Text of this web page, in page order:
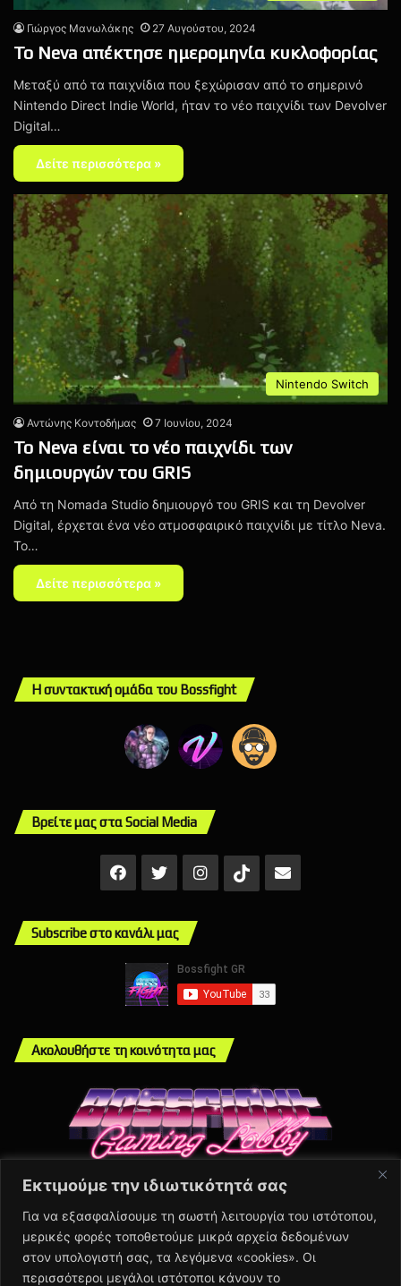
Εκτιμούμε την ιδιωτικότητά σας
Για να εξασφαλίσουμε τη σωστή λειτουργία του ιστότοπου,
μερικές φορές τοποθετούμε μικρά αρχεία δεδομένων
στον υπολογιστή σας, τα λεγόμενα «cookies». Οι
περισσότεροι μεγάλοι ιστότοποι κάνουν το
Γιώργος Μανωλάκης 27 Αυγούστου, 2024
Το Neva απέκτησε ημερομηνία κυκλοφορίας
Μεταξύ από τα παιχνίδια που ξεχώρισαν από το σημερινό
Nintendo Direct Indie World, ήταν το νέο παιχνίδι των Devolver
Digital…
Δείτε περισσότερα »
Nintendo Switch
Αντώνης Κοντοδήμας 7 Ιουνίου, 2024
Το Neva είναι το νέο παιχνίδι των
δημιουργών του GRIS
Από τη Nomada Studio δημιουργό του GRIS και τη Devolver
Digital, έρχεται ένα νέο ατμοσφαιρικό παιχνίδι με τίτλο Neva.
Το…
Δείτε περισσότερα »
Η συντακτική ομάδα του Bossfight
Βρείτε μας στα Social Media
Facebook
X InstagramTikTokMail
Subscribe στο κανάλι μας
Ακολουθήστε τη κοινότητα μας
About Us
Πολιτική Απορρήτου